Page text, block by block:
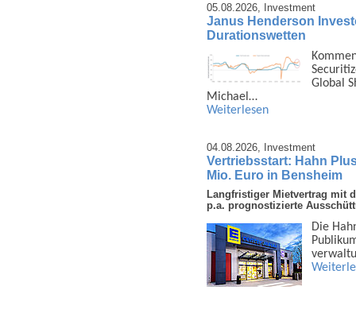
05.08.2026, Investment
Janus Henderson
Durationswetten
Global
Michael…
Weiterlesen
04.08.2026, Investment
Vertriebsstart: Hahn
Mio. Euro in Bensheim
Langfristiger Mietvertrag mit
p.a. prognostizierte
Die